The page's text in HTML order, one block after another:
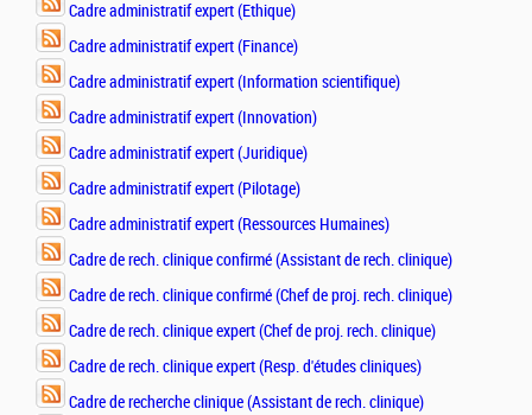
Cadre administratif expert (Ethique)
Cadre administratif expert (Finance)
Cadre administratif expert (Information scientifique)
Cadre administratif expert (Innovation)
Cadre administratif expert (Juridique)
Cadre administratif expert (Pilotage)
Cadre administratif expert (Ressources Humaines)
Cadre de rech. clinique confirmé (Assistant de rech. clinique)
Cadre de rech. clinique confirmé (Chef de proj. rech. clinique)
Cadre de rech. clinique expert (Chef de proj. rech. clinique)
Cadre de rech. clinique expert (Resp. d'études cliniques)
Cadre de recherche clinique (Assistant de rech. clinique)